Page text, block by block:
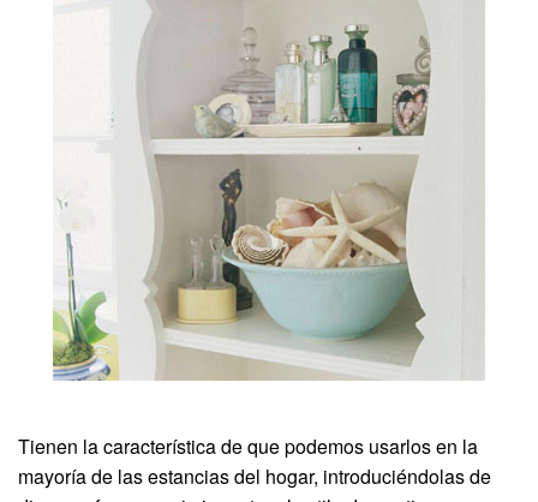
Tienen la característica de que podemos usarlos en la
mayoría de las estancias del hogar, introduciéndolas de